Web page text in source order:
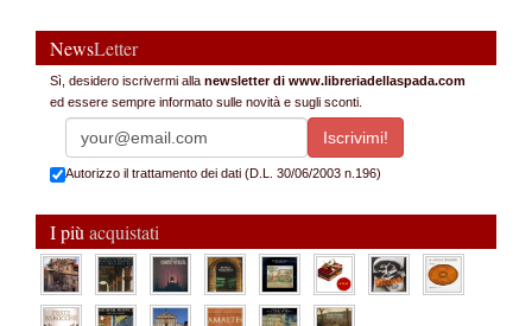
NewsLetter
Sì, desidero iscrivermi alla newsletter di www.libreriadellaspada.com
ed essere sempre informato sulle novità e sugli sconti.
Autorizzo il trattamento dei dati (D.L. 30/06/2003 n.196)
I più acquistati